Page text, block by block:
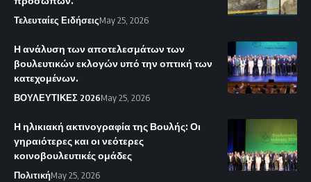
Τελευταίες ΕιδήσειςMay 25, 2026
Η ανάλυση των αποτελεσμάτων των
βουλευτικών εκλογών υπό την οπτική των
κατεχομένων.
ΒΟΥΛΕΥΤΙΚΕΣ 2026May 25, 2026
Η ηλικιακή ακτινογραφία της Βουλής: Οι
γηραιότερες και οι νεότερες
κοινοβουλευτικές ομάδες
ΠολιτικήMay 25, 2026